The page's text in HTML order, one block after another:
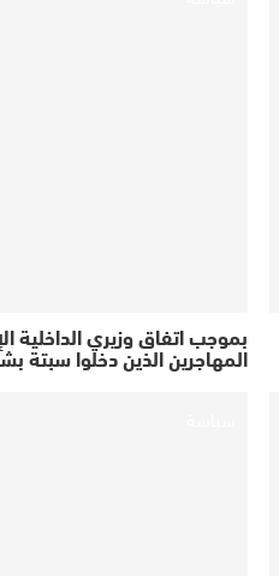
بموجب اتفاق وزيري الداخلية
المهاجرين الذين دخلوا سبتة